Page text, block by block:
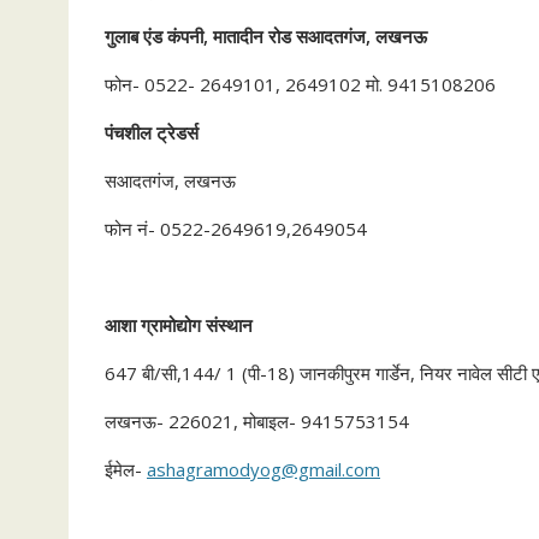
गुलाब एंड कंपनी,मातादीन रोड सआदतगंज,लखनऊ
फोन- 0522- 2649101, 2649102 मो. 9415108206
पंचशील ट्रेडर्स
सआदतगंज, लखनऊ
फोन नं- 0522-2649619,2649054
आशा ग्रामोद्योग संस्थान
647 बी/सी,144/ 1 (पी-18) जानकीपुरम गार्डेन, नियर नावेल सीटी
लखनऊ- 226021, मोबाइल- 9415753154
ईमेल- ashagramodyog@gmail.com